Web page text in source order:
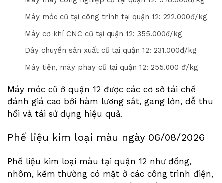
Máy móc cũ tại công trình tại quận 12: 222.000đ/kg
Máy cơ khí CNC cũ tại quận 12: 355.000đ/kg
Dây chuyền sản xuất cũ tại quận 12: 231.000đ/kg
Máy tiện, máy phay cũ tại quận 12: 255.000 đ/kg
Máy móc cũ ở quận 12 được các cơ sở tái chế
đánh giá cao bởi hàm lượng sắt, gang lớn, dễ thu
hồi và tái sử dụng hiệu quả.
Phế liệu kim loại màu ngày 06/08/2026
Phế liệu kim loại màu tại quận 12 như đồng,
nhôm, kẽm thường có mặt ở các công trình điện,